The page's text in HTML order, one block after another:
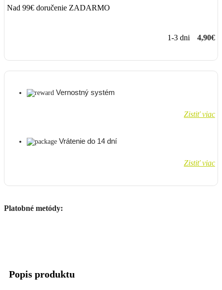
Nad 99€ doručenie ZADARMO
1-3 dni 4,90€
Vernostný systém
Zistiť viac
Vrátenie do 14 dní
Zistiť viac
Platobné metódy:
Popis produktu